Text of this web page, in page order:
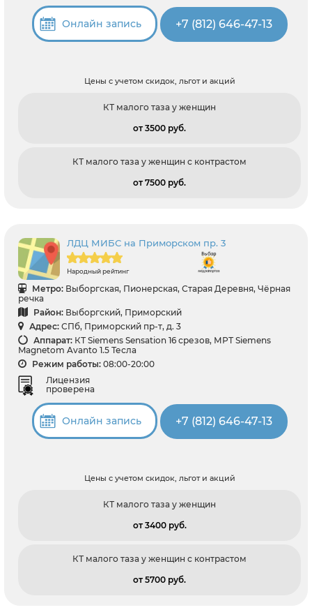
Онлайн запись +7 (812) 646-47-13
Цены с учетом скидок, льгот и акций
КТ малого таза у женщин
от 3500 pуб.
КТ малого таза у женщин с контрастом
от 7500 pуб.
ЛДЦ МИБС на Приморском пр. 3
Народный рейтинг
Метро: Выборгская, Пионерская, Старая Деревня, Чёрная
речка
Район: Выборгский, Приморский
Адрес: СПб, Приморский пр-т, д. 3
Аппарат: КТ Siemens Sensation 16 срезов, МРТ Siemens
Magnetom Avanto 1.5 Тесла
Режим работы: 08:00-20:00
Лицензия
проверена
Онлайн запись +7 (812) 646-47-13
Цены с учетом скидок, льгот и акций
КТ малого таза у женщин
от 3400 pуб.
КТ малого таза у женщин с контрастом
от 5700 pуб.